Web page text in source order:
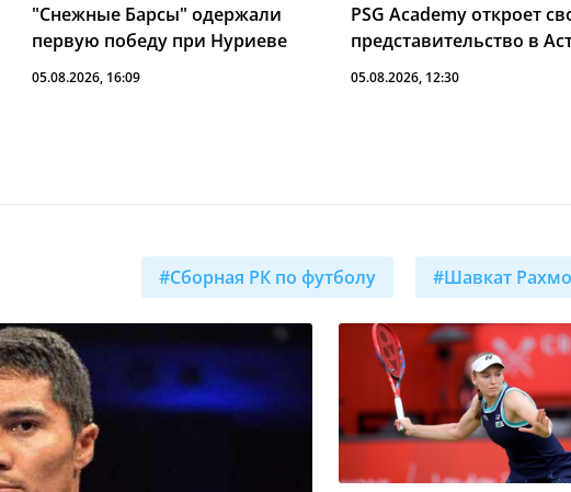
"Снежные Барсы" одержали
первую победу при Нуриеве
05.08.2026, 16:09
PSG Academy откроет
представительство в
05.08.2026, 12:30
#Сборная РК по футболу #Шавкат